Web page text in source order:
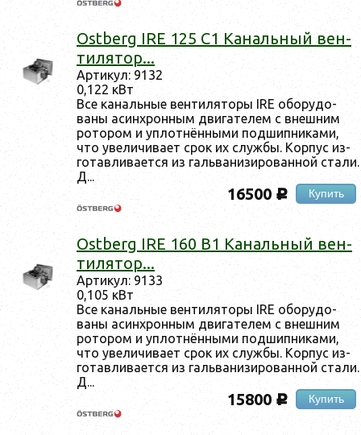
Ostberg IRE 125 C1 Ка­наль­ный вен­
ти­лятор...
Ар­ти­кул: 9132
0,122 кВт
Все ка­наль­ные вен­ти­лято­ры IRE обо­рудо­
ваны асин­хрон­ным дви­гате­лем с внеш­ним
ро­тором и уп­лотнён­ны­ми под­шипни­ками,
что уве­личи­ва­ет срок их служ­бы. Кор­пус из­
го­тав­ли­ва­ет­ся из галь­ва­низи­рован­ной ста­ли.
Д...
16500 c Купить
Ostberg IRE 160 B1 Ка­наль­ный вен­
ти­лятор...
Ар­ти­кул: 9133
0,105 кВт
Все ка­наль­ные вен­ти­лято­ры IRE обо­рудо­
ваны асин­хрон­ным дви­гате­лем с внеш­ним
ро­тором и уп­лотнён­ны­ми под­шипни­ками,
что уве­личи­ва­ет срок их служ­бы. Кор­пус из­
го­тав­ли­ва­ет­ся из галь­ва­низи­рован­ной ста­ли.
Д...
15800 c Купить